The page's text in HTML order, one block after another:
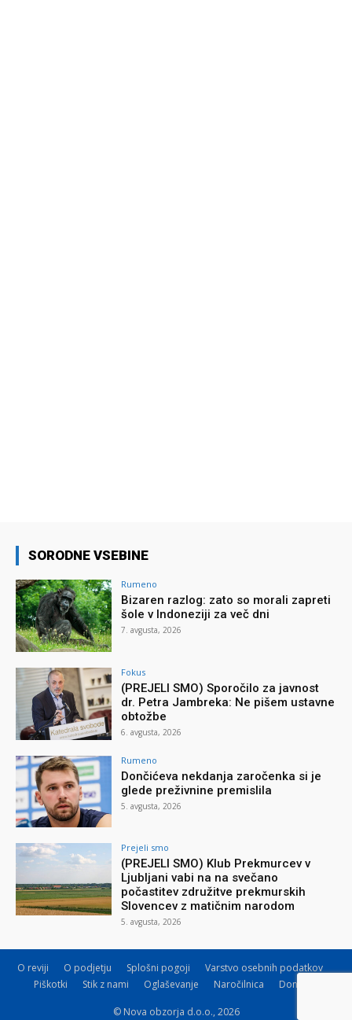
SORODNE VSEBINE
Rumeno
Bizaren razlog: zato so morali zapreti
šole v Indoneziji za več dni
7. avgusta, 2026
Fokus
(PREJELI SMO) Sporočilo za javnost
dr. Petra Jambreka: Ne pišem ustavne
obtožbe
6. avgusta, 2026
Rumeno
Dončićeva nekdanja zaročenka si je
glede preživnine premislila
5. avgusta, 2026
Prejeli smo
(PREJELI SMO) Klub Prekmurcev v
Ljubljani vabi na na svečano
počastitev združitve prekmurskih
Slovencev z matičnim narodom
5. avgusta, 2026
O reviji O podjetju Splošni pogoji
Varstvo osebnih podatkov
Piškotki
Stik z nami Oglaševanje Naročilnica Donacije
© Nova obzorja d.o.o., 2026